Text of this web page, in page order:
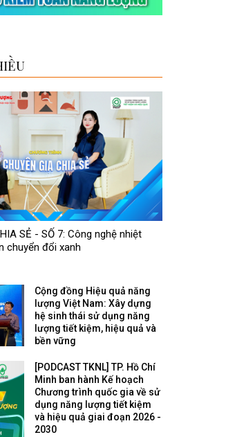
SẺ - SỐ 7: Công nghệ nhiệt
chuyển đổi xanh
Cộng đồng Hiệu quả năng
lượng Việt Nam: Xây dựng
hệ sinh thái sử dụng năng
lượng tiết kiệm, hiệu quả và
bền vững
[PODCAST TKNL] TP. Hồ Chí
Minh ban hành Kế hoạch
Chương trình quốc gia về sử
dụng năng lượng tiết kiệm
và hiệu quả giai đoạn 2026 -
2030